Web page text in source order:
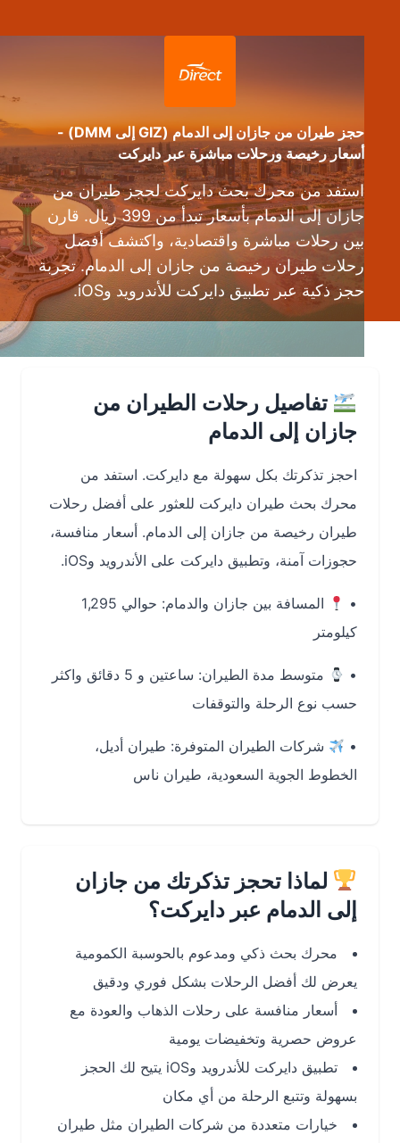
حجز طيران من جازان إلى الدمام (GIZ إلى DMM) -
أسعار رخيصة ورحلات مباشرة عبر دايركت
استفد من محرك بحث دايركت لحجز طيران من
جازان إلى الدمام بأسعار تبدأ من 399 ريال. قارن
بين رحلات مباشرة واقتصادية، واكتشف أفضل
رحلات طيران رخيصة من جازان إلى الدمام. تجربة
حجز ذكية عبر تطبيق دايركت للأندرويد وiOS.
تفاصيل رحلات الطيران من
جازان إلى الدمام
احجز تذكرتك بكل سهولة مع دايركت. استفد من
محرك بحث طيران دايركت للعثور على أفضلرحلات
طيران رخيصة من جازان إلى الدمام . أسعار منافسة،
حجوزات آمنة، وتطبيق دايركت على الأندرويد وiOS.
المسافة بين جازان والدمام:
حوالي 1,295
كيلومتر
متوسط مدة الطيران:
ساعتين و 5 دقائق واكثر
حسب نوع الرحلة والتوقفات
شركات الطيران المتوفرة:طيران أديل،
الخطوط الجوية السعودية، طيران ناس
لماذا تحجز تذكرتك من جازان
إلى الدمام عبر دايركت؟
محرك بحث ذكي ومدعوم بالحوسبة الكمومية
يعرض لك أفضل الرحلات بشكل فوري ودقيق
أسعار منافسة على رحلات الذهاب والعودة مع
عروض حصرية وتخفيضات يومية
تطبيق دايركت للأندرويد وiOS يتيح لك الحجز
بسهولة وتتبع الرحلة من أي مكان
خيارات متعددة من شركات الطيران مثل طيران